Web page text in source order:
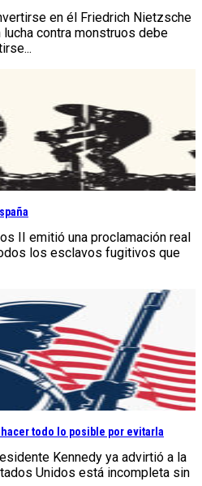
en él Friedrich Nietzsche
contra monstruos debe
II emitió una proclamación real
los esclavos fugitivos que
todo lo posible por evitarla
Kennedy ya advirtió a la
Unidos está incompleta sin